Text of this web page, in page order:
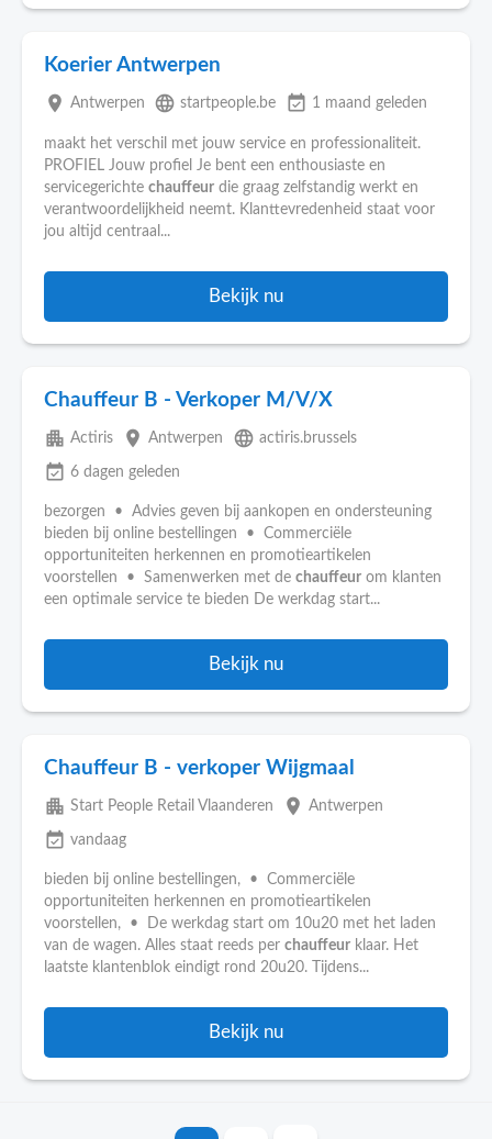
Koerier Antwerpen
place Antwerpen language startpeople.be event_available 1 maand geleden
maakt het verschil met jouw service en professionaliteit.
PROFIEL Jouw profiel Je bent een enthousiaste en
servicegerichte chauffeur die graag zelfstandig werkt en
verantwoordelijkheid neemt. Klanttevredenheid staat voor
jou altijd centraal...
Bekijk nu
Chauffeur B - Verkoper M/V/X
apartment Actiris place Antwerpen language actiris.brussels
event_available 6 dagen geleden
bezorgen • Advies geven bij aankopen en ondersteuning
bieden bij online bestellingen • Commerciële
opportuniteiten herkennen en promotieartikelen
voorstellen • Samenwerken met de chauffeur om klanten
een optimale service te bieden De werkdag start...
Bekijk nu
Chauffeur B - verkoper Wijgmaal
apartment Start People Retail Vlaanderen place Antwerpen
event_available vandaag
bieden bij online bestellingen, • Commerciële
opportuniteiten herkennen en promotieartikelen
voorstellen, • De werkdag start om 10u20 met het laden
van de wagen. Alles staat reeds per chauffeur klaar. Het
laatste klantenblok eindigt rond 20u20. Tijdens...
Bekijk nu